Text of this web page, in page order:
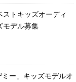
ストキッズオーディ
モデル募集
ー」キッズモデルオ